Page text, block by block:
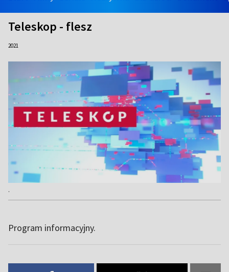
Teleskop - flesz
2021
.
Program informacyjny.